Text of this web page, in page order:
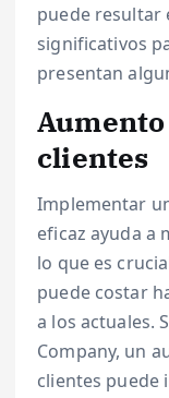
puede resultar
significativos
presentan
clientes
Implementar
eficaz ayuda a
lo que es
puede costar
a los actuales.
Company, un
clientes puede